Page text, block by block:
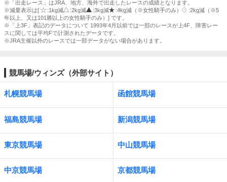
※「出走レース」はJRA、地方、海外で出走したレースの成績となります。
※減量表示は[
:1kg減 :2kg減 :3kg減 :4kg減（※女性騎手のみ）
:2kg減（※5
年以上、又は101勝以上の女性騎手のみ）] です。
※「上3F」表記のデータについて 1993年4月以前では一部のレースが上4F、障害レー
スに関しては平均Fで計測されたデータです。
※JRA主催以外のレースでは一部データがない場合があります。
競馬場/ウィンズ（外部サイト）
札幌競馬場 函館競馬場
福島競馬場 新潟競馬場
東京競馬場 中山競馬場
中京競馬場 京都競馬場